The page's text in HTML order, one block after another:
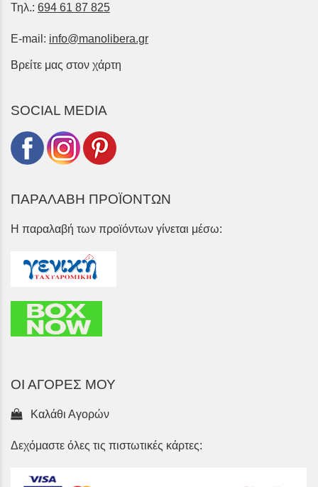
Τηλ.: 694 61 87 825
E-mail: info@manolibera.gr
Βρείτε μας στον χάρτη
SOCIAL MEDIA
ΠΑΡΑΛΑΒΗ ΠΡΟΪΟΝΤΩΝ
Η παραλαβή των προϊόντων γίνεται μέσω:
ΟΙ ΑΓΟΡΕΣ ΜΟΥ
Καλάθι Αγορών
Δεχόμαστε όλες τις πιστωτικές κάρτες: